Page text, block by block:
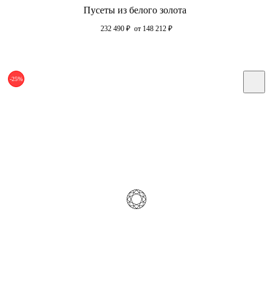
Пусеты из белого золота
232 490 ₽ от 148 212 ₽
-25%